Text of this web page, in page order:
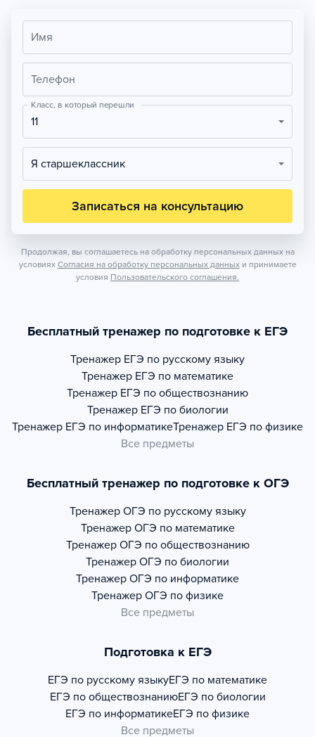
Имя
Телефон
Класс, в который перешли
11
Я старшеклассник
Записаться на консультацию
Продолжая, вы соглашаетесь на обработку персональных данных на
условиях Согласия на обработку персональных данных и принимаете
условия Пользовательского соглашения.
Бесплатный тренажер по подготовке к ЕГЭ
Тренажер ЕГЭ по русскому языку
Тренажер ЕГЭ по математике
Тренажер ЕГЭ по обществознанию
Тренажер ЕГЭ по биологии
Тренажер ЕГЭ по информатикеТренажер ЕГЭ по физике
Все предметы
Бесплатный тренажер по подготовке к ОГЭ
Тренажер ОГЭ по русскому языку
Тренажер ОГЭ по математике
Тренажер ОГЭ по обществознанию
Тренажер ОГЭ по биологии
Тренажер ОГЭ по информатике
Тренажер ОГЭ по физике
Все предметы
Подготовка к ЕГЭ
ЕГЭ по русскому языкуЕГЭ по математике
ЕГЭ по обществознаниюЕГЭ по биологии
ЕГЭ по информатикеЕГЭ по физике
Все предметы